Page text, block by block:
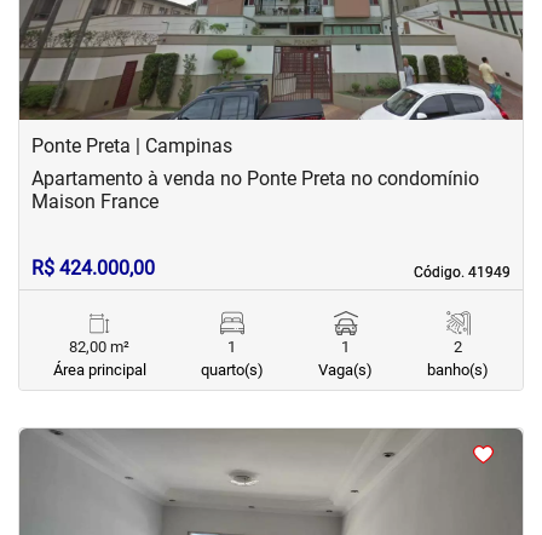
Ponte Preta | Campinas
Código. 41949
Código. 41949
Apartamento à venda no Ponte Preta no condomínio
Maison France
R$ 424.000,00
82,00 m²
Área principal
1
quarto(s)
1
Vaga(s)
2
banho(s)
< <<